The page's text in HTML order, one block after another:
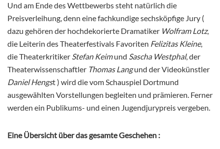
Und am Ende des Wettbewerbs steht natürlich die
Preisverleihung, denn eine fachkundige sechsköpfige Jury (
dazu gehören der hochdekorierte Dramatiker Wolfram Lotz,
die Leiterin des Theaterfestivals Favoriten Felizitas Kleine,
die Theaterkritiker Stefan Keimund Sascha Westphal, der
Theaterwissenschaftler Thomas Langund der Videokünstler
Daniel Hengst ) wird die vom Schauspiel Dortmund
ausgewählten Vorstellungen begleiten und prämieren. Ferner
werden ein Publikums- und einen Jugendjurypreis vergeben.
Eine Übersicht über das gesamte Geschehen :